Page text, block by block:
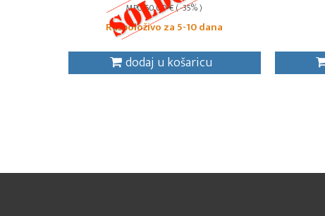
MPC: 60,00 € ( -35% )
Raspoloživo za 5-10 dana
dodaj u košaricu